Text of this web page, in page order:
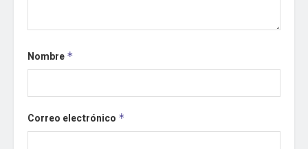
Nombre *
Correo electrónico *